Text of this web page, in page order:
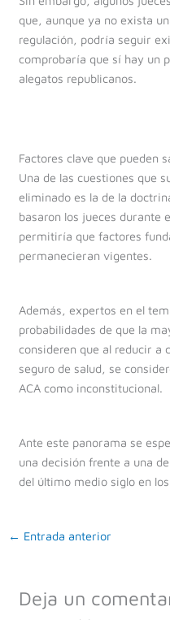
que, aunque ya no exista
regulación, podría seguir
comprobaría que sí hay un
alegatos republicanos.
Factores clave que pueden
Una de las cuestiones que
eliminado es la de la
basaron los jueces durante
permitiría que factores
permanecieran vigentes.
Además, expertos en el
probabilidades de que la
consideren que al reducir a
seguro de salud, se
ACA como inconstitucional.
Ante este panorama se
una decisión frente a una
del último medio siglo en
← Entrada anterior
Deja un